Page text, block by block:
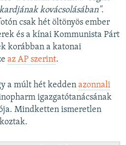
kovácsolásában".
csak hét öltönyös ember
és a kínai Kommunista Párt
korábban a katonai
az AP szerint.
a múlt hét kedden azonnali
igazgatótanácsának
Mindketten ismeretlen